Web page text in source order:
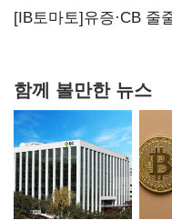
[IB토마토]유증·CB 줄
함께 볼만한 뉴스